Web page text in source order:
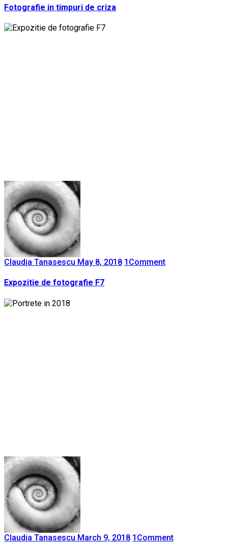
Fotografie in timpuri de criza
Claudia Tanasescu May 8, 2018 1 Comment
Expozitie de fotografie F7
Claudia Tanasescu March 9, 2018 1 Comment